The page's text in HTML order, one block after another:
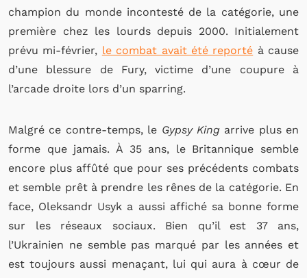
champion du monde incontesté de la catégorie, une
première chez les lourds depuis 2000. Initialement
prévu mi-février, le combat avait été reporté à cause
d’une blessure de Fury, victime d’une coupure à
l’arcade droite lors d’un sparring.
Malgré ce contre-temps, le Gypsy Kingarrive plus en
forme que jamais. À 35 ans, le Britannique semble
encore plus affûté que pour ses précédents combats
et semble prêt à prendre les rênes de la catégorie. En
face, Oleksandr Usyk a aussi affiché sa bonne forme
sur les réseaux sociaux. Bien qu’il est 37 ans,
l’Ukrainien ne semble pas marqué par les années et
est toujours aussi menaçant, lui qui aura à cœur de